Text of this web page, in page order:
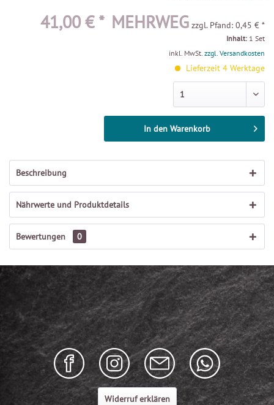
41,00 € * MEHRWEG zzgl. Pfand: 0,45 € *
Inhalt: 1 Set
inkl. MwSt. zzgl. Versandkosten
Lieferzeit 4 Werktage
In den Warenkorb
Beschreibung
Nährwerte und Produktdetails
Bewertungen 0
Widerruf erklären